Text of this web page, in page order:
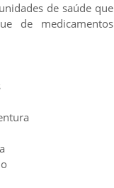
de saúde que
de medicamentos